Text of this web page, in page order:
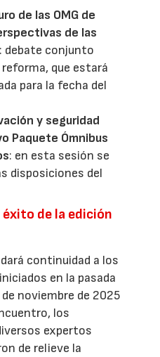
de las OMG de
de las
: debate conjunto
que estará
para la fecha del
y seguridad
Paquete Ómnibus
: en esta sesión se
disposiciones del
de la edición
continuidad a los
en la pasada
noviembre de 2025
los
expertos
de relieve la